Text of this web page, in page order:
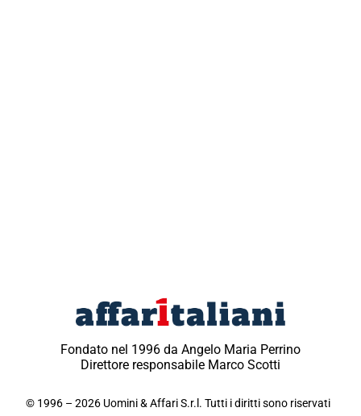
Fondato nel 1996 da Angelo Maria Perrino
Direttore responsabile Marco Scotti
© 1996 – 2026 Uomini & Affari S.r.l. Tutti i diritti sono riservati